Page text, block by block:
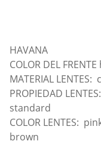
HAVANA
COLOR DEL
MATERIAL LENTES:
PROPIEDAD LENTES:
standard
COLOR LENTES:
brown